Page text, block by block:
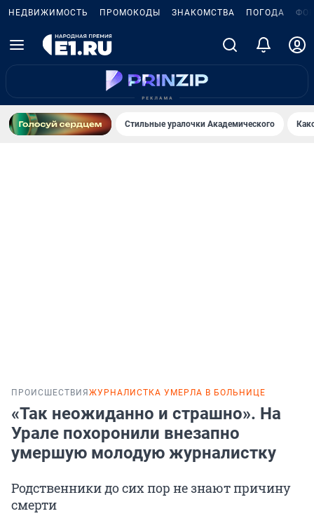
НЕДВИЖИМОСТЬ ПРОМОКОДЫ ЗНАКОМСТВА ПОГОДА
Стильные уралочки Академического
ПРОИСШЕСТВИЯ ЖУРНАЛИСТКА УМЕРЛА В БОЛЬНИЦЕ
«Так неожиданно и страшно». На
Урале похоронили внезапно
умершую молодую журналистку
Родственники до сих пор не знают причину
смерти